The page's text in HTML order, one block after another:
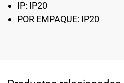
IP: IP20
POR EMPAQUE: IP20